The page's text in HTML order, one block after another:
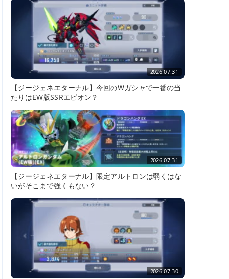
2026.07.31
【ジージェネエターナル】今回のWガシャで一番の当
たりはEW版SSRエピオン？
2026.07.31
【ジージェネエターナル】限定アルトロンは弱くはな
いがそこまで強くもない？
2026.07.30